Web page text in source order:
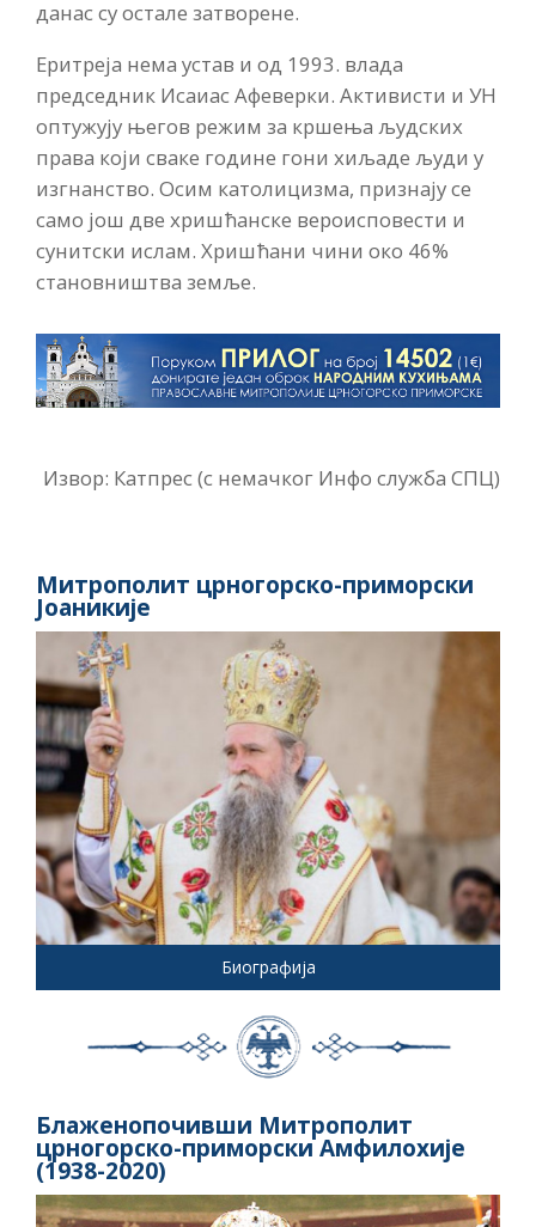
данас су остале затворене.
Еритреја нема устав и од 1993. влада
председник Исаиас Афеверки. Активисти и УН
оптужују његов режим за кршења људских
права који сваке године гони хиљаде људи у
изгнанство. Осим католицизма, признају се
само још две хришћанске вероисповести и
сунитски ислам. Хришћани чини око 46%
становништва земље.
Извор: Катпрес (с немачког Инфо служба СПЦ)
Митрополит црногорско-приморски
Јоаникије
Биографија
Блаженопочивши Митрополит
црногорско-приморски Амфилохије
(1938-2020)